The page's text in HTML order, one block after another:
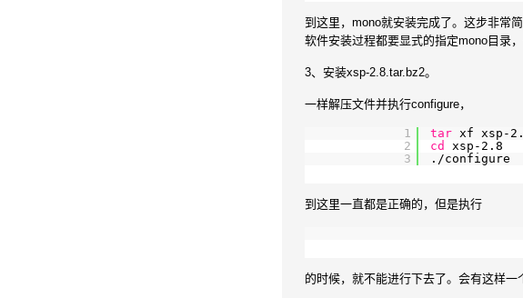
到这里，mono就安装完成了。这步非常
软件安装过程都要显式的指定mono目录
3、安装xsp-2.8.tar.bz2。
一样解压文件并执行configure，
1
2
3
tar xf xsp-
cd
xsp-2.8
. /configure
到这里一直都是正确的，但是执行
的时候，就不能进行下去了。会有这样一